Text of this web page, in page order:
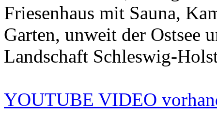
Friesenhaus mit Sauna,
Garten, unweit der Ostsee
Landschaft Schleswig-
YOUTUBE VIDEO